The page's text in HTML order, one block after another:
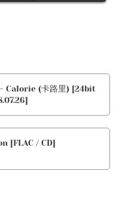
Calorie (卡路里) [24bit
[FLAC / CD]